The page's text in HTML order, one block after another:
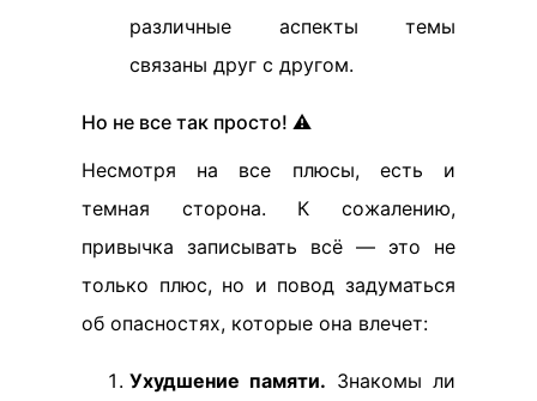
различные аспекты темы
связаны друг с другом.
Но не все так просто! ⚠️
Несмотря на все плюсы, есть и
темная сторона. К сожалению,
привычка записывать всё — это не
только плюс, но и повод задуматься
об опасностях, которые она влечет:
Ухудшение памяти. Знакомы ли